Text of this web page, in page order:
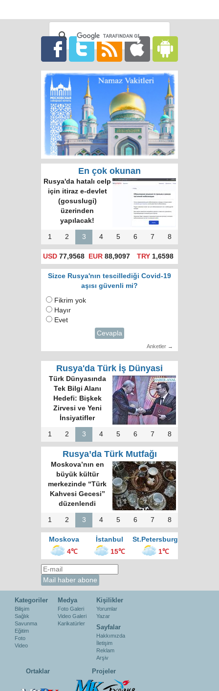
En çok okunan
Rusya'da hatalı celp
için itiraz e-devlet
(gosuslugi)
üzerinden
yapılacak!
1 2 3 4 5 6 7 8
USD 77,9568 EUR 88,9097 TRY1,6598
Sizce Rusya'nın tescillediği Covid-19
aşısı güvenli mi?
Fikrim yok
Hayır
Evet
Cevapla
Anketler →
Rusya'da Türk İş Dünyasi
Türk Dünyasında
Tek Bilgi Alanı
Hedefi: Bişkek
Zirvesi ve Yeni
İnsiyatifler
1 2 3 4 5 6 7 8
Rusya’da Türk Mutfağı
Moskova’nın en
büyük kültür
merkezinde “Türk
Kahvesi Gecesi”
düzenlendi
1 2 3 4 5 6 7 8
Moskova İstanbul
St.Petersburg
4℃
15℃ 1℃
Kategoriler
Bilişim
Sağlık
Savunma
Eğitim
Foto
Video
Medya
Foto Galeri
Video Galeri
Karikatürler
Kişilikler
Yorumlar
Yazar
Sayfalar
Hakkımızda
İletişim
Reklam
Arşiv
Ortaklar Projeler